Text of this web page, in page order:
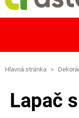
Hlavná stránka >
Lapač